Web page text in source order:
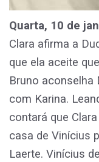
Quarta, 10 de
Clara afirma a
que ela aceite
Bruno aconselha
com Karina.
contará que
casa de Vinícius
Laerte. Vinícius